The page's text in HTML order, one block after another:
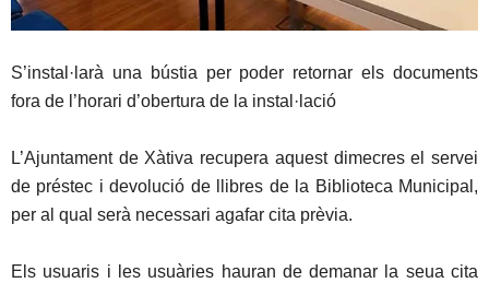
S’instal·larà una bústia per poder retornar els documents
fora de l’horari d’obertura de la instal·lació
L’Ajuntament de Xàtiva recupera aquest dimecres el servei
de préstec i devolució de llibres de la Biblioteca Municipal,
per al qual serà necessari agafar cita prèvia.
Els usuaris i les usuàries hauran de demanar la seua cita